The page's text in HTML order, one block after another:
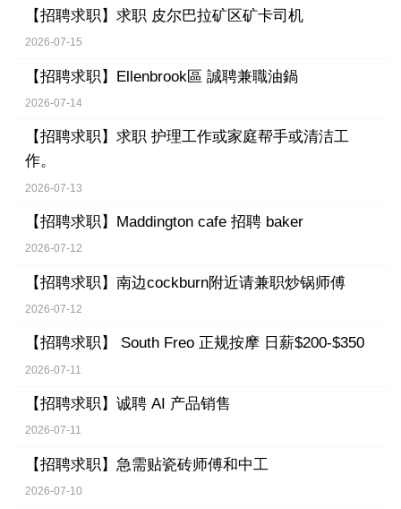
【招聘求职】 求职 皮尔巴拉矿区矿卡司机
2026-07-15
【招聘求职】 Ellenbrook區 誠聘兼職油鍋
2026-07-14
【招聘求职】 求职 护理工作或家庭帮手或清洁工
作。
2026-07-13
【招聘求职】 Maddington cafe 招聘 baker
2026-07-12
【招聘求职】 南边cockburn附近请兼职炒锅师傅
2026-07-12
【招聘求职】 South Freo 正规按摩 日薪$200-$350
2026-07-11
【招聘求职】 诚聘 AI 产品销售
2026-07-11
【招聘求职】 急需贴瓷砖师傅和中工
2026-07-10